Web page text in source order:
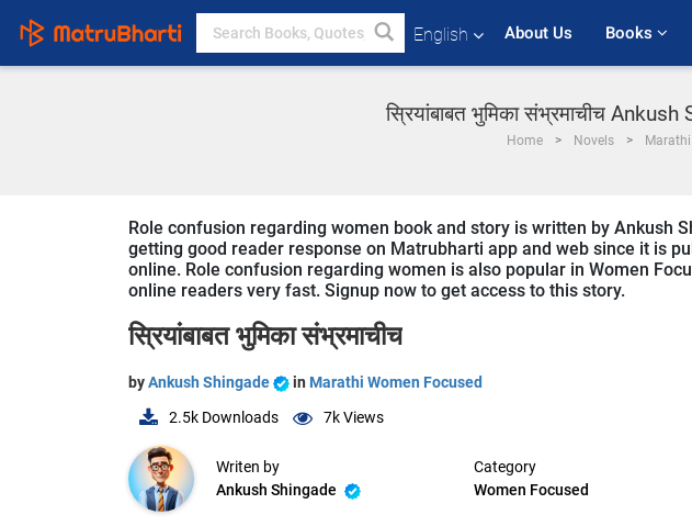
English About Us Books
स्रियांबाबत भुमिका संभ्रमाचीच Ankush
Home Novels
Role confusion regarding women book and story is written by Ankush
getting good reader response on Matrubharti app and web since it is
online. Role confusion regarding women is also popular in Women
online readers very fast. Signup now to get access to this story.
स्रियांबाबत भुमिका संभ्रमाचीच
byAnkush Shingade in Marathi Women Focused
2.5k Downloads 7kViews
Writen by
Ankush Shingade
Category
Women Focused